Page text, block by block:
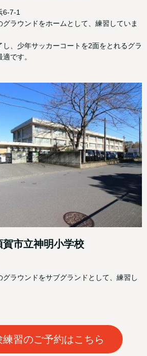
6-7-1
ラウンドをホームとして、練習していま
、少年サッカーコートを2面をとれるグラ
です。
賀市立神明小学校
ラウンドをサブグランドとして、練習し
習のご予約はこちら